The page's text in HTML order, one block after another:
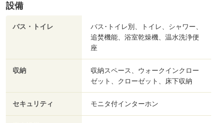
設備
バス・トイレ
バス･トイレ別、トイレ、シャワー、
追焚機能、浴室乾燥機、温水洗浄便
座
収納
収納スペース、ウォークインクロー
ゼット、クローゼット、床下収納
セキュリティ モニタ付インターホン